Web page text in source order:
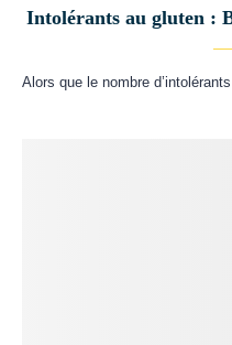
Intolérants au gluten :
Alors que le nombre